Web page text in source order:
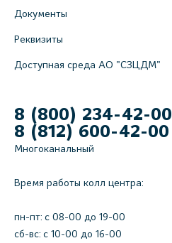
Документы
Реквизиты
Доступная среда АО "СЗЦДМ"
8 (800) 234-42-00
8 (812) 600-42-00
Многоканальный
Время работы колл центра:
пн-пт: c 08-00 до 19-00
сб-вс: с 10-00 до 16-00